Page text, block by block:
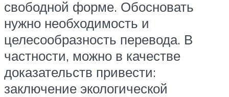
свободной форме. Обосновать
нужно необходимость и
целесообразность перевода. В
частности, можно в качестве
доказательств привести:
заключение экологической